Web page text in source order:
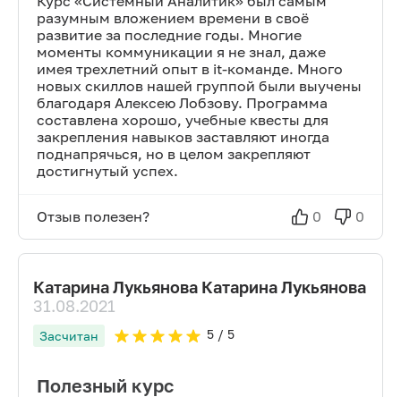
разумным вложением времени в своё
развитие за последние годы. Многие
моменты коммуникации я не знал, даже
имея трехлетний опыт в it-команде. Много
новых скиллов нашей группой были выучены
благодаря Алексею Лобзову. Программа
составлена хорошо, учебные квесты для
закрепления навыков заставляют иногда
поднапрячься, но в целом закрепляют
достигнутый успех.
Отзыв полезен? 0 0
Катарина Лукьянова Катарина Лукьянова
31.08.2021
Засчитан 5/ 5
Полезный курс